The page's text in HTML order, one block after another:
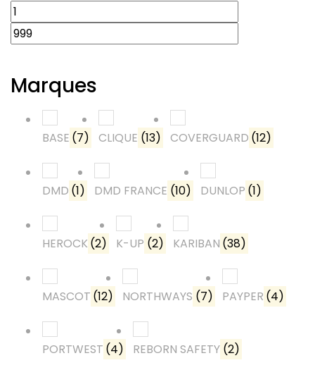
Marques
BASE (7) CLIQUE (13) COVERGUARD (12)
DMD (1) DMD FRANCE (10) DUNLOP (1)
HEROCK (2) K-UP (2) KARIBAN (38)
MASCOT (12) NORTHWAYS (7) PAYPER (4)
PORTWEST (4) REBORN SAFETY (2)